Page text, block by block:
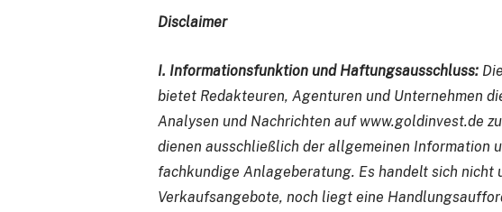
Disclaimer
I. Informationsfunktion und Haftungsausschluss:
bietet Redakteuren, Agenturen und Unternehmen
Analysen und Nachrichten auf www.goldinvest.de
dienen ausschließlich der allgemeinen Information
fachkundige Anlageberatung. Es handelt sich nicht
Verkaufsangebote, noch liegt eine